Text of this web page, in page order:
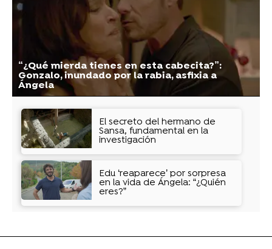
“¿Qué mierda tienes en esta cabecita?”:
Gonzalo, inundado por la rabia, asfixia a
Ángela
El secreto del hermano de
Sansa, fundamental en la
investigación
Edu ‘reaparece’ por sorpresa
en la vida de Ángela: “¿Quién
eres?”